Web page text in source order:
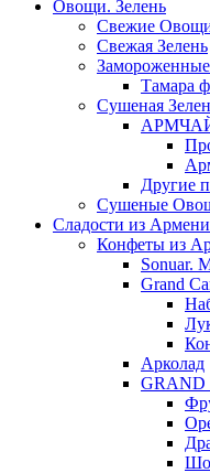
Овощи. Зелень
Свежие
Свежая Зелень
Тамара
Сушеная
Другие
Сушеные
Сладости из
Конфеты из
Sonuar.
Grand
Арколад
GRAND